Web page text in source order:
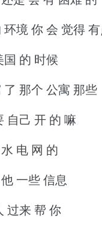
境 你 会 觉得
的 时候
那个 公寓 那些
自己 开 的 嘛
电 网 的
一些 信息
过来 帮 你